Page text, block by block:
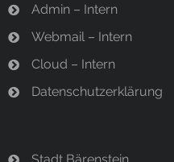
Admin – Intern
Webmail – Intern
Cloud – Intern
Datenschutzerklärung
Stadt Bärenstein